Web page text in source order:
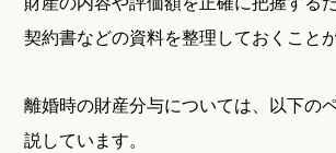
契約書などの資料を整理しておくこと
離婚時の財産分与については、以下の
説しています。